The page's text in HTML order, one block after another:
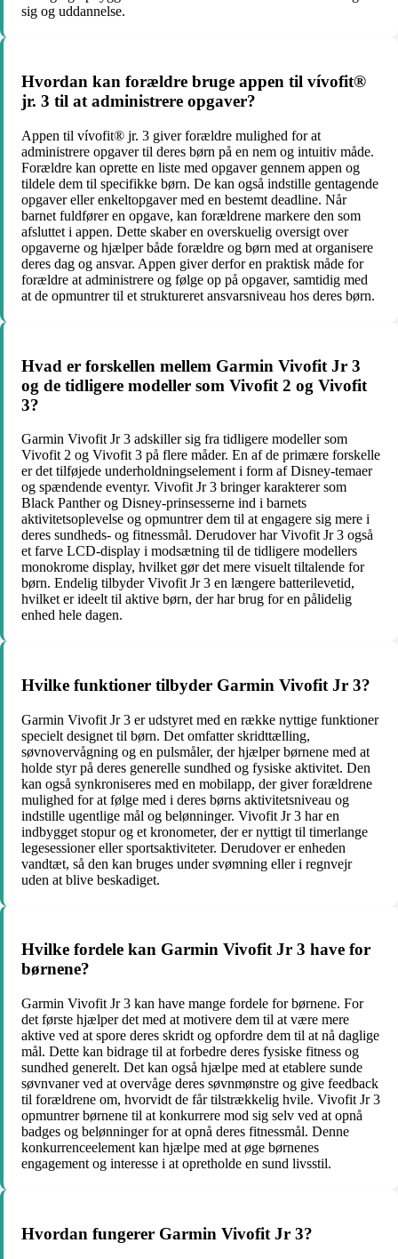
sig og uddannelse.
Hvordan kan forældre bruge appen til vívofit®
jr. 3 til at administrere opgaver?
Appen til vívofit® jr. 3 giver forældre mulighed for at
administrere opgaver til deres børn på en nem og intuitiv måde.
Forældre kan oprette en liste med opgaver gennem appen og
tildele dem til specifikke børn. De kan også indstille gentagende
opgaver eller enkeltopgaver med en bestemt deadline. Når
barnet fuldfører en opgave, kan forældrene markere den som
afsluttet i appen. Dette skaber en overskuelig oversigt over
opgaverne og hjælper både forældre og børn med at organisere
deres dag og ansvar. Appen giver derfor en praktisk måde for
forældre at administrere og følge op på opgaver, samtidig med
at de opmuntrer til et struktureret ansvarsniveau hos deres børn.
Hvad er forskellen mellem Garmin Vivofit Jr 3
og de tidligere modeller som Vivofit 2 og Vivofit
3?
Garmin Vivofit Jr 3 adskiller sig fra tidligere modeller som
Vivofit 2 og Vivofit 3 på flere måder. En af de primære forskelle
er det tilføjede underholdningselement i form af Disney-temaer
og spændende eventyr. Vivofit Jr 3 bringer karakterer som
Black Panther og Disney-prinsesserne ind i barnets
aktivitetsoplevelse og opmuntrer dem til at engagere sig mere i
deres sundheds- og fitnessmål. Derudover har Vivofit Jr 3 også
et farve LCD-display i modsætning til de tidligere modellers
monokrome display, hvilket gør det mere visuelt tiltalende for
børn. Endelig tilbyder Vivofit Jr 3 en længere batterilevetid,
hvilket er ideelt til aktive børn, der har brug for en pålidelig
enhed hele dagen.
Hvilke funktioner tilbyder Garmin Vivofit Jr 3?
Garmin Vivofit Jr 3 er udstyret med en række nyttige funktioner
specielt designet til børn. Det omfatter skridttælling,
søvnovervågning og en pulsmåler, der hjælper børnene med at
holde styr på deres generelle sundhed og fysiske aktivitet. Den
kan også synkroniseres med en mobilapp, der giver forældrene
mulighed for at følge med i deres børns aktivitetsniveau og
indstille ugentlige mål og belønninger. Vivofit Jr 3 har en
indbygget stopur og et kronometer, der er nyttigt til timerlange
legesessioner eller sportsaktiviteter. Derudover er enheden
vandtæt, så den kan bruges under svømning eller i regnvejr
uden at blive beskadiget.
Hvilke fordele kan Garmin Vivofit Jr 3 have for
børnene?
Garmin Vivofit Jr 3 kan have mange fordele for børnene. For
det første hjælper det med at motivere dem til at være mere
aktive ved at spore deres skridt og opfordre dem til at nå daglige
mål. Dette kan bidrage til at forbedre deres fysiske fitness og
sundhed generelt. Det kan også hjælpe med at etablere sunde
søvnvaner ved at overvåge deres søvnmønstre og give feedback
til forældrene om, hvorvidt de får tilstrækkelig hvile. Vivofit Jr 3
opmuntrer børnene til at konkurrere mod sig selv ved at opnå
badges og belønninger for at opnå deres fitnessmål. Denne
konkurrenceelement kan hjælpe med at øge børnenes
engagement og interesse i at opretholde en sund livsstil.
Hvordan fungerer Garmin Vivofit Jr 3?